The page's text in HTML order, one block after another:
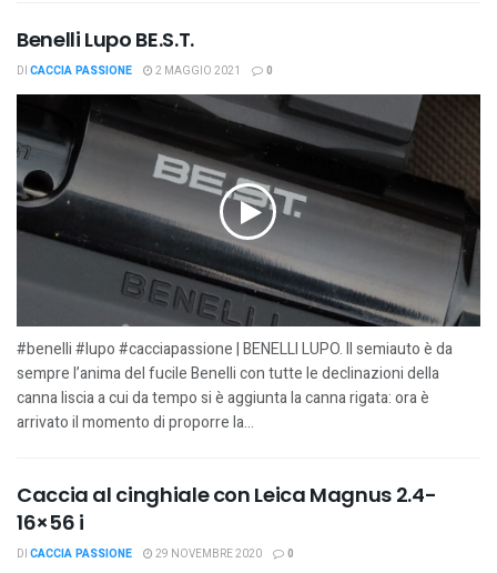
Benelli Lupo BE.S.T.
DI CACCIA PASSIONE 2 MAGGIO 2021 0
#benelli #lupo #cacciapassione | BENELLI LUPO. Il semiauto è da
sempre l’anima del fucile Benelli con tutte le declinazioni della
canna liscia a cui da tempo si è aggiunta la canna rigata: ora è
arrivato il momento di proporre la...
Caccia al cinghiale con Leica Magnus 2.4-
16×56 i
DI CACCIA PASSIONE 29 NOVEMBRE 2020 0